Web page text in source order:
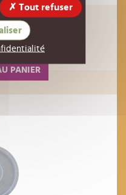
jusqu'à 3kg
€
PANIER
Tout refuser